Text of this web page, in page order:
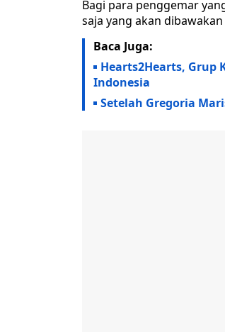
Bagi para penggemar
saja yang akan dibawakan
Baca Juga:
Hearts2Hearts, Grup
Indonesia
Setelah Gregoria